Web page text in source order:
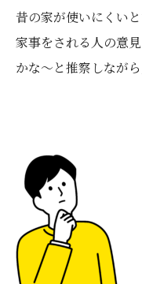
昔の家が使いにくい
家事をされる人の意
かな～と推察しながら